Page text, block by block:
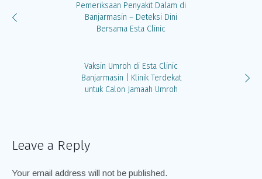
Pemeriksaan Penyakit Dalam di
Banjarmasin – Deteksi Dini
Bersama Esta Clinic
Vaksin Umroh di Esta Clinic
Banjarmasin | Klinik Terdekat
untuk Calon Jamaah Umroh
Leave a Reply
Your email address will not be published.